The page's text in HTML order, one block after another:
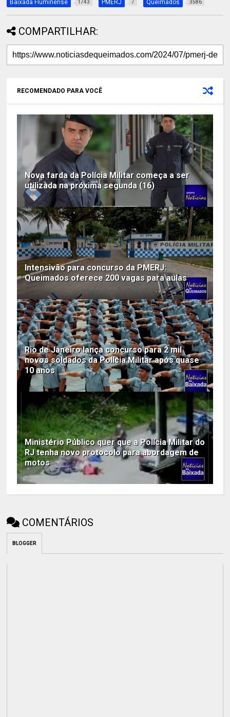
Baixada Fluminense 1743 PMERJ 7 Queimados 3586
COMPARTILHAR:
RECOMENDADO PARA VOCÊ
Nova farda da Polícia Militar começa a ser
utilizada na próxima segunda (16)
Intensivão para concurso da PMERJ:
Queimados oferece 200 vagas para aulas
Rio de Janeiro lança concurso para 2 mil
novos soldados da Polícia Militar após quase
10 anos
Ministério Público quer que a Polícia Militar do
RJ tenha novo protocolo para abordagem de
motos
COMENTÁRIOS
BLOGGER